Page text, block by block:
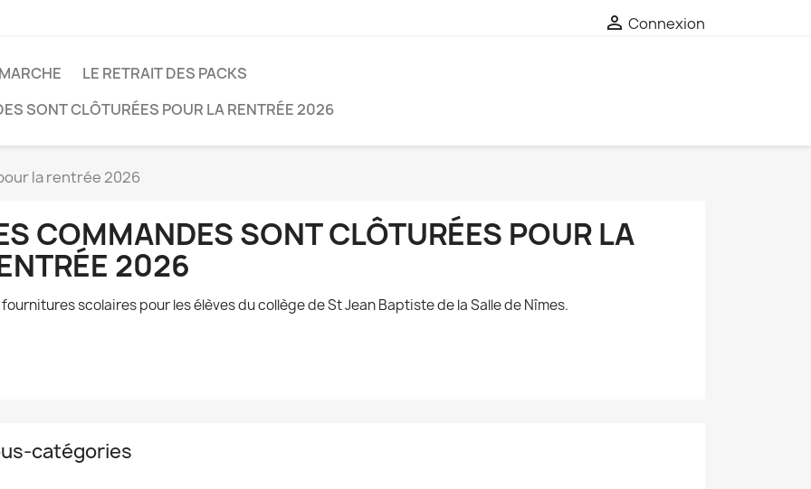
 Connexion
LE RETRAIT DES PACKS
SONT CLÔTURÉES POUR LA RENTRÉE 2026
la rentrée 2026
COMMANDES SONT CLÔTURÉES POUR LA
2026
scolaires pour les élèves du collège de St Jean Baptiste de la Salle de Nîmes.
catégories